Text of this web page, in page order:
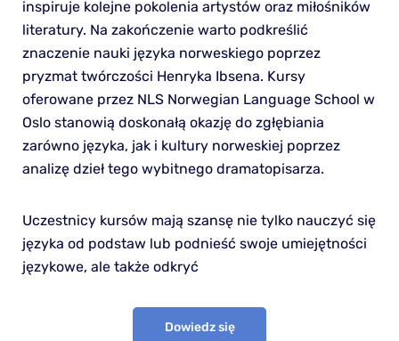
inspiruje kolejne pokolenia artystów oraz miłośników
literatury. Na zakończenie warto podkreślić
znaczenie nauki języka norweskiego poprzez
pryzmat twórczości Henryka Ibsena. Kursy
oferowane przez NLS Norwegian Language School w
Oslo stanowią doskonałą okazję do zgłębiania
zarówno języka, jak i kultury norweskiej poprzez
analizę dzieł tego wybitnego dramatopisarza.
Uczestnicy kursów mają szansę nie tylko nauczyć się
języka od podstaw lub podnieść swoje umiejętności
językowe, ale także odkryć
Dowiedz się